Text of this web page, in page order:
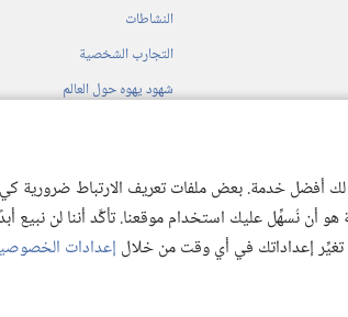
أفضل خدمة. بعض ملفات تعريف الارتباط ضرورية كي
نُسهِّل عليك استخدام موقعنا. تأكَّد أننا لن نبيع
تغيِّر إعداداتك في أي وقت من خلال إعدادات
النشاطات
التجارب الشخصية
شهود يهوه حول العالم
© 2026 .Watch Tower Bible and